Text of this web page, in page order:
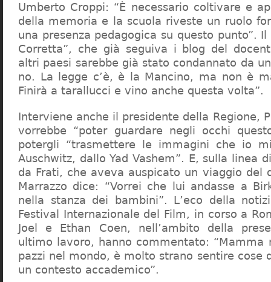
Umberto Croppi: “È necessario coltivare e
della memoria e la scuola riveste un ruolo
una presenza pedagogica su questo punto”.
Corretta”, che già seguiva i blog del
altri paesi sarebbe già stato condannato da
no. La legge c’è, è la Mancino, ma non è
Finirà a tarallucci e vino anche questa volta”.
Interviene anche il presidente della Regione,
vorrebbe “poter guardare negli occhi
potergli “trasmettere le immagini che io
Auschwitz, dallo Yad Vashem”. E, sulla linea
da Frati, che aveva auspicato un viaggio del
Marrazzo dice: “Vorrei che lui andasse a
nella stanza dei bambini”. L’eco della
Festival Internazionale del Film, in corso a
Joel e Ethan Coen, nell’ambito della
ultimo lavoro, hanno commentato: “Mamma
pazzi nel mondo, è molto strano sentire cose
un contesto accademico”.